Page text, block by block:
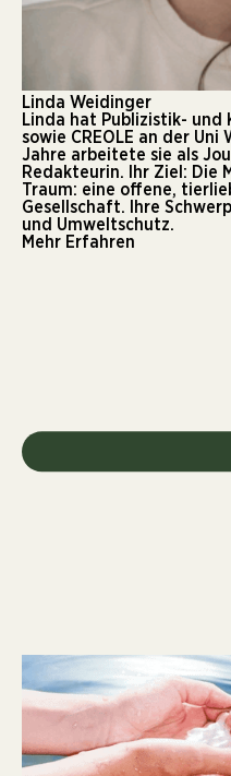
Linda Weidinger
Linda hat Publizistik- und
sowie CREOLE an der
Jahre arbeitete sie als
Redakteurin. Ihr Ziel: Die
Traum: eine offene,
Gesellschaft. Ihre
und Umweltschutz.
Mehr Erfahren